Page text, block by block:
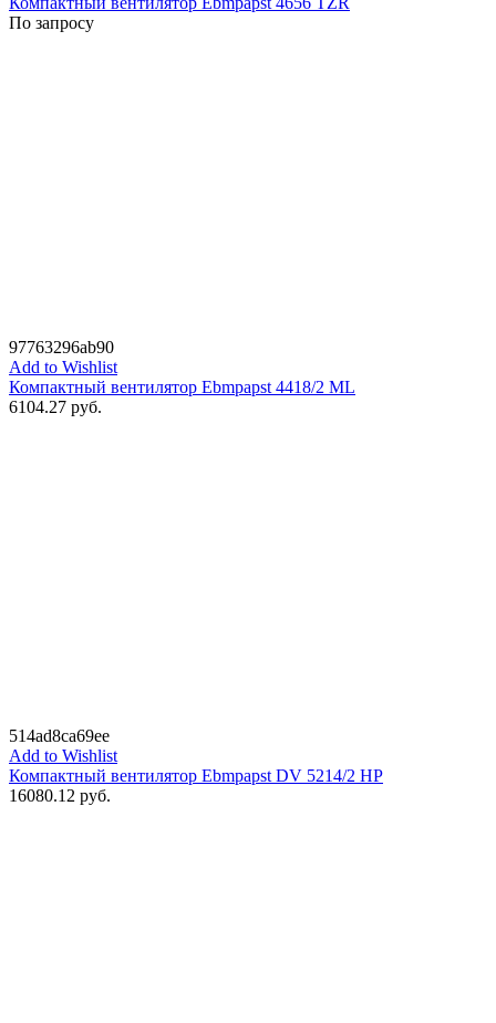
По запросу
97763296ab90
Add to Wishlist
Компактный вентилятор Ebmpapst 4418/2 ML
6104.27 руб.
514ad8ca69ee
Add to Wishlist
Компактный вентилятор Ebmpapst DV 5214/2 HP
16080.12 руб.